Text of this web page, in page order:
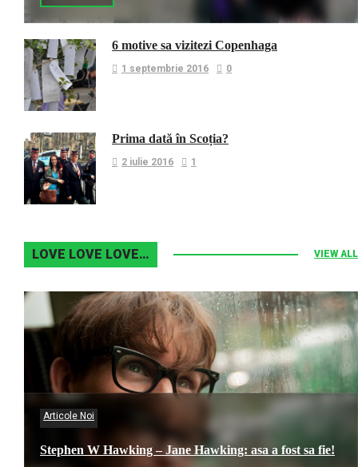
6 motive sa vizitezi Copenhaga
1 septembrie 2016 0
Prima dată în Scoția?
2 iulie 2016 1
LOVE LOVE LOVE… VIEW ALL
Articole Noi
Stephen W Hawking – Jane Hawking: asa a fost sa fie!